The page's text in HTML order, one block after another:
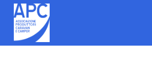
Salta
contenuto